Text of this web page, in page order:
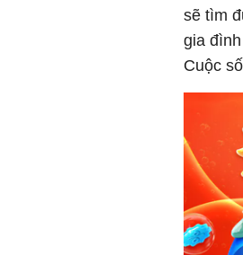
sẽ tìm
gia
Cuộc